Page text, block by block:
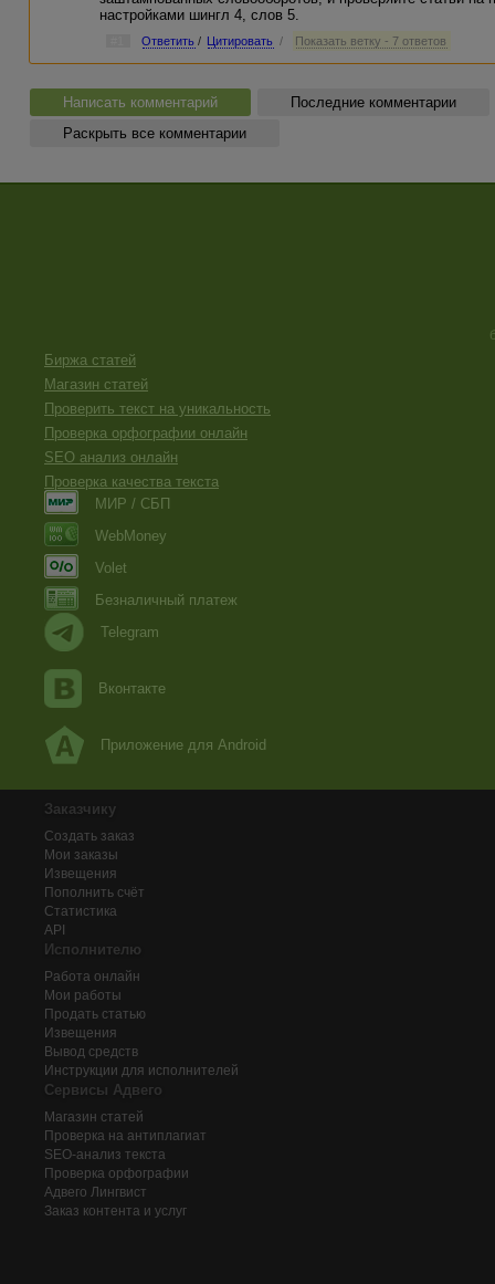
настройками шингл 4, слов 5.
Ответить / Цитировать / Показать ветку - 7 ответов
Написать комментарий
Последние комментарии
Раскрыть все комментарии
Биржа статей
Магазин статей
Проверить текст на уникальность
Проверка орфографии онлайн
SEO анализ онлайн
Проверка качества текста
МИР / СБП
WebMoney
Volet
Безналичный платеж
Telegram
Вконтакте
Приложение для Android
Заказчику
Создать заказ
Мои заказы
Извещения
Пополнить счёт
Статистика
API
Исполнителю
Работа онлайн
Мои работы
Продать статью
Извещения
Вывод средств
Инструкции для исполнителей
Сервисы Адвего
Магазин статей
Проверка на антиплагиат
SEO-анализ текста
Проверка орфографии
Адвего Лингвист
Заказ контента и услуг